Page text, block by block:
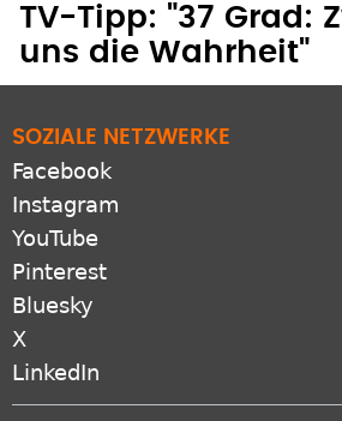
TV-Tipp: "37 Grad:
uns die Wahrheit"
SOZIALE NETZWERKE
Facebook
Instagram
YouTube
Pinterest
Bluesky
X
LinkedIn